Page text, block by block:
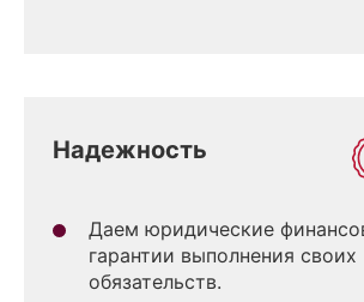
Надежность
Даем юридические
гарантии выполнения своих
обязательств.